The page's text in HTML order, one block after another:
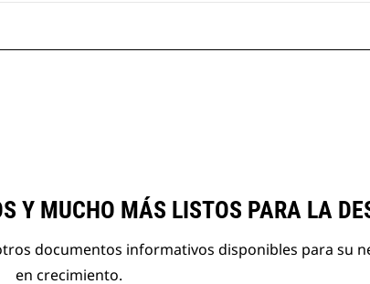
Y MUCHO MÁS LISTOS PARA LA
documentos informativos disponibles para su
en crecimiento.